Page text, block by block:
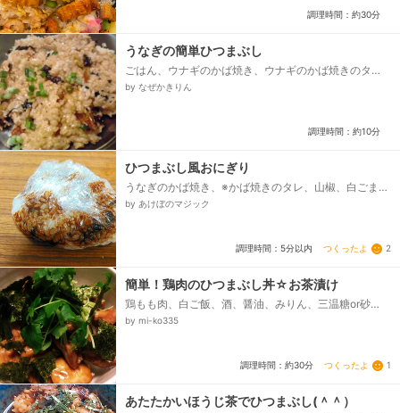
調理時間：約30分
うなぎの簡単ひつまぶし
ごはん、ウナギのかば焼き、ウナギのかば焼きのタ
レ、小口ネギ
by なぜかきりん
調理時間：約10分
ひつまぶし風おにぎり
うなぎのかば焼き、※かば焼きのタレ、山椒、白ごま、
ご飯
by あけぼのマジック
調理時間：5分以内 つくったよ 2
簡単！鶏肉のひつまぶし丼☆お茶漬け
鶏もも肉、白ご飯、酒、醤油、みりん、三温糖or砂
糖、ワサビ、山椒、◆だしの素、◆熱湯、三つ葉or小
by mi-ko335
調理時間：約30分 つくったよ 1
あたたかいほうじ茶でひつまぶし(＾＾）